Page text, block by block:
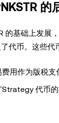
的
的基础上发展
代币。这些代
费用作为版税
代币